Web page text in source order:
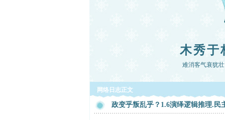
木秀于
难消客气衰犹
网络日志正文
政变乎叛乱乎？1.6演绎逻辑推理.民